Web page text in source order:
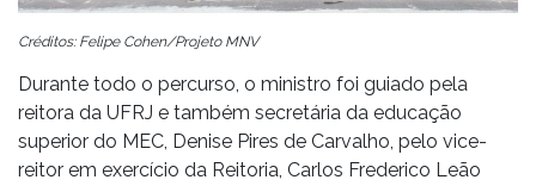
Créditos: Felipe Cohen/Projeto MNV
Durante todo o percurso, o ministro foi guiado pela
reitora da UFRJ e também secretária da educação
superior do MEC, Denise Pires de Carvalho, pelo vice-
reitor em exercício da Reitoria, Carlos Frederico Leão